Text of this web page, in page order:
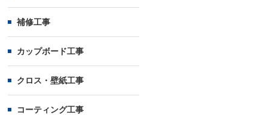
補修工事
カップボード工事
クロス・壁紙工事
コーティング工事